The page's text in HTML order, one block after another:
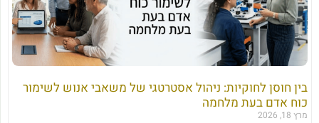
בין חוסן לחוקיות: ניהול אסטרטגי של משאבי אנוש לשימור
כוח אדם בעת מלחמה
מרץ 18, 2026